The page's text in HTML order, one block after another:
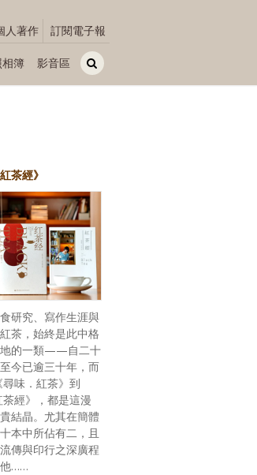
人著作 訂閱電子報
相簿 影音區
茶經》
研究、寫作生涯與
茶，始終是此中格
地的一類——自二十
今已逾三十年，而
味．紅茶》到
經》，都是這漫
結晶。尤其在簡體
本中所佔有二，且
傳與印行之深廣程
他……